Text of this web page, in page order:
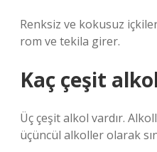
Renksiz ve kokusuz
rom ve tekila girer.
Kaç çeşit
Üç çeşit alkol vardır.
üçüncül alkoller olarak